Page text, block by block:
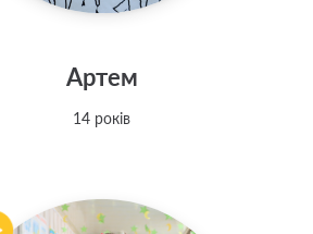
Артем
14 років